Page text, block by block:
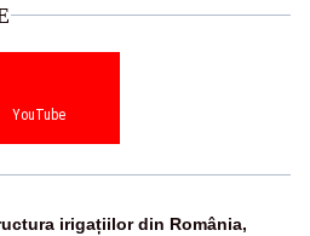
YouTube
irigațiilor din România,